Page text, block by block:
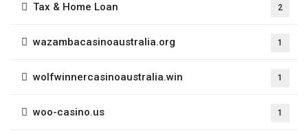
Tax & Home Loan 2
wazambacasinoaustralia.org 1
wolfwinnercasinoaustralia.win 1
woo-casino.us 1